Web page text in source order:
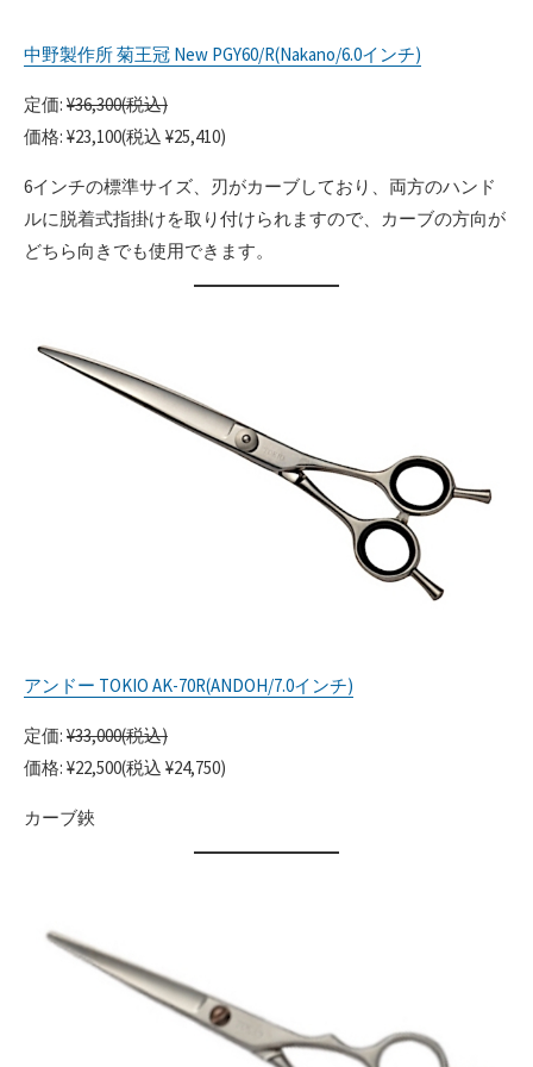
中野製作所 菊王冠 New PGY60/R(Nakano/6.0インチ)
定価: ¥36,300(税込)
価格: ¥23,100(税込 ¥25,410)
6インチの標準サイズ、刃がカーブしており、両方のハンド
ルに脱着式指掛けを取り付けられますので、カーブの方向が
どちら向きでも使用できます。
アンドー TOKIO AK-70R(ANDOH/7.0インチ)
定価: ¥33,000(税込)
価格: ¥22,500(税込 ¥24,750)
カーブ鋏